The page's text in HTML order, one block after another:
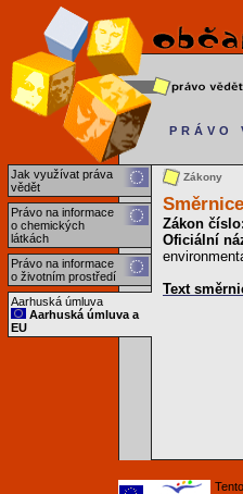
Jak využívat práva
vědět
Právo na informace
o chemických
látkách
Právo na informace
o životním prostředí
Aarhuská úmluva
Aarhuská úmluva a
EU
PRÁVO
Zákony
Zákon číslo:
Oficiální
Text